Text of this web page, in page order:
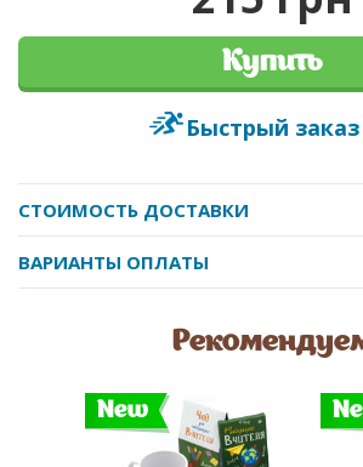
Купить
Быстрый заказ
СТОИМОСТЬ ДОСТАВКИ
ВАРИАНТЫ ОПЛАТЫ
New